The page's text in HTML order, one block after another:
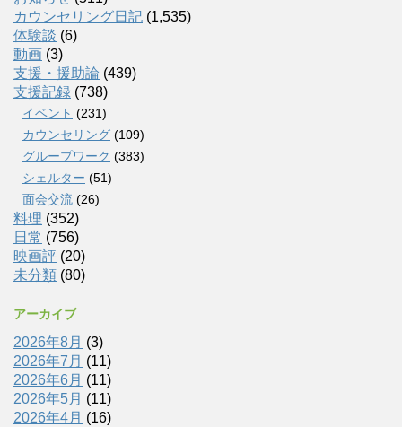
カウンセリング日記 (1,535)
体験談 (6)
動画 (3)
支援・援助論 (439)
支援記録 (738)
イベント (231)
カウンセリング (109)
グループワーク (383)
シェルター (51)
面会交流 (26)
料理 (352)
日常 (756)
映画評 (20)
未分類 (80)
アーカイブ
2026年8月 (3)
2026年7月 (11)
2026年6月 (11)
2026年5月 (11)
2026年4月 (16)